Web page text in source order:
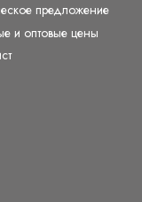
предложение
и оптовые цены